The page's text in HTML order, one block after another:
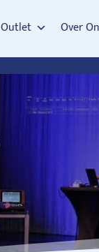
Outlet Over